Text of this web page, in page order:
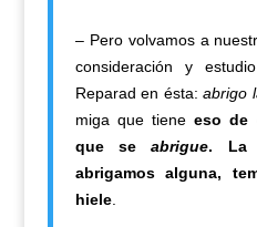
– Pero volvamos a
consideración y
Reparad en ésta:abrigo
miga que tieneeso de
que seabrigue. La
abrigamos alguna,
hiele.